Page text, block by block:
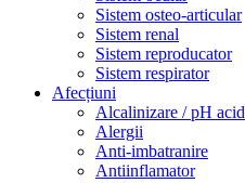
Sistem osteo-articular
Sistem renal
Sistem reproducator
Sistem respirator
Afecțiuni
Alcalinizare / pH acid
Alergii
Anti-imbatranire
Antiinflamator